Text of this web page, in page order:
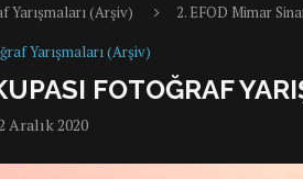
Yarışmaları (Arşiv)
2. EFOD Mimar
Yarışmaları (Arşiv)
FOTOĞRAF
Aralık 2020